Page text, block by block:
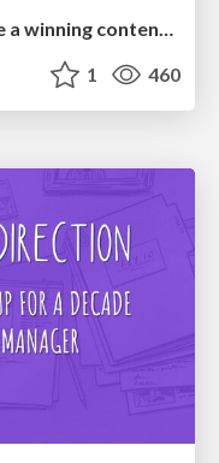
The B2B funnel & how to create a winning content strategy
1 460